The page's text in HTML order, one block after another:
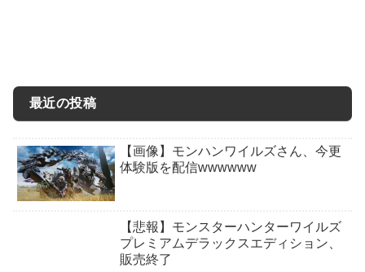
最近の投稿
【画像】モンハンワイルズさん、今更
体験版を配信wwwwww
【悲報】モンスターハンターワイルズ
プレミアムデラックスエディション、
販売終了